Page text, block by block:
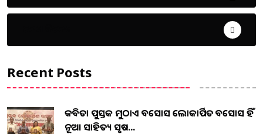
Recent Posts
କବିତା ପୁସ୍ତକ ମୁଠାଏ ଅବସୋସ ଲୋକାର୍ପିତ ଅବସୋସ ହିଁ
ନୂଆ ସାହିତ୍ୟ ସୃଷ...